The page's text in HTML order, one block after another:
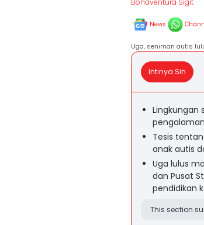
Bonaventura Sigit
News
Uga, seniman autis
Intinya Sih
Lingkungan
Tesis
anak autis
Uga lulus
dan Pusat
pendidikan
This section